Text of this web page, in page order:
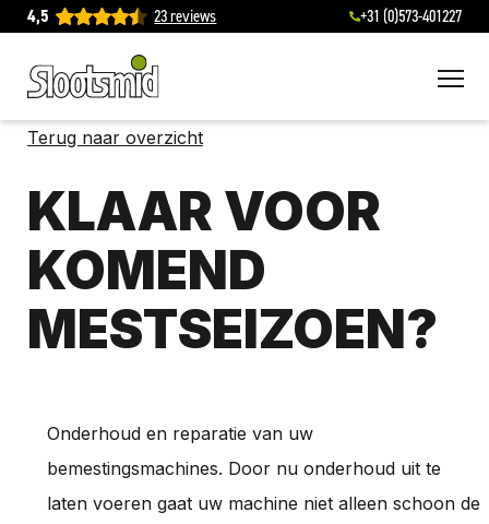
4,5 23 reviews +31 (0)573-401227
Terug naar overzicht
KLAAR VOOR
KOMEND
MESTSEIZOEN?
Onderhoud en reparatie van uw
bemestingsmachines. Door nu onderhoud uit te
laten voeren gaat uw machine niet alleen schoon de